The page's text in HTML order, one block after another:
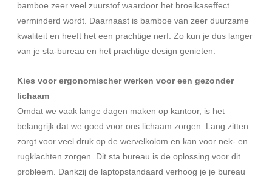
bamboe zeer veel zuurstof waardoor het broeikaseffect
verminderd wordt. Daarnaast is bamboe van zeer duurzame
kwaliteit en heeft het een prachtige nerf. Zo kun je dus langer
van je sta-bureau en het prachtige design genieten.
Kies voor ergonomischer werken voor een gezonder
lichaam
Omdat we vaak lange dagen maken op kantoor, is het
belangrijk dat we goed voor ons lichaam zorgen. Lang zitten
zorgt voor veel druk op de wervelkolom en kan voor nek- en
rugklachten zorgen. Dit sta bureau is de oplossing voor dit
probleem. Dankzij de laptopstandaard verhoog je je bureau